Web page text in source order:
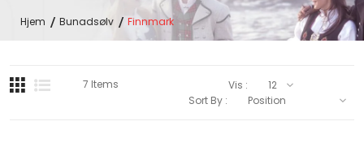
Hjem Bunadsølv Finnmark
7 Items
Vis :
Sort By :